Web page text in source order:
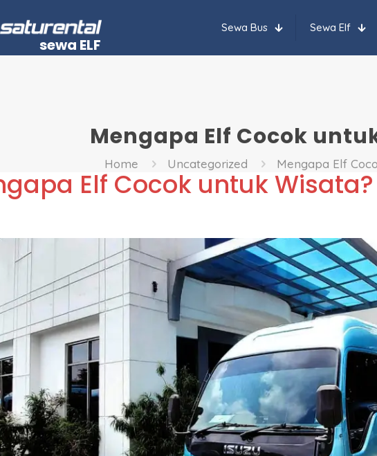
sewa ELF
Sewa Bus Sewa Elf
Mengapa Elf Cocok
Home Uncategorized Mengapa Elf
Elf Cocok untuk Wisata?